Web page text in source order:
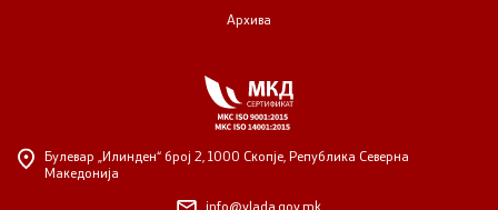
Архива
Булевар „Илинден“ број 2,1000 Скопје, Република Северна
Македонија
info@vlada.gov.mk